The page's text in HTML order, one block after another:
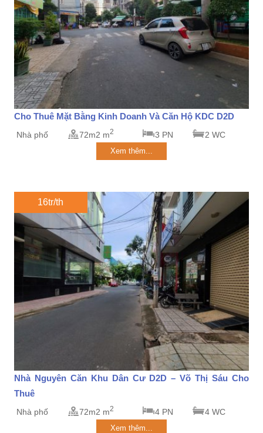
Cho Thuê Mặt Bằng Kinh Doanh Và Căn Hộ KDC D2D
Nhà phố 72m2 m2 3 PN 2 WC
Xem thêm...
16tr/th
Nhà Nguyên Căn Khu Dân Cư D2D – Võ Thị Sáu Cho
Thuê
Nhà phố 72m2 m2 4 PN 4 WC
Xem thêm...